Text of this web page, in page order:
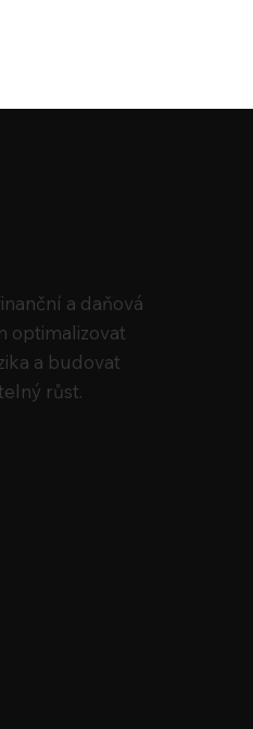
a daňová
optimalizovat
a budovat
růst.